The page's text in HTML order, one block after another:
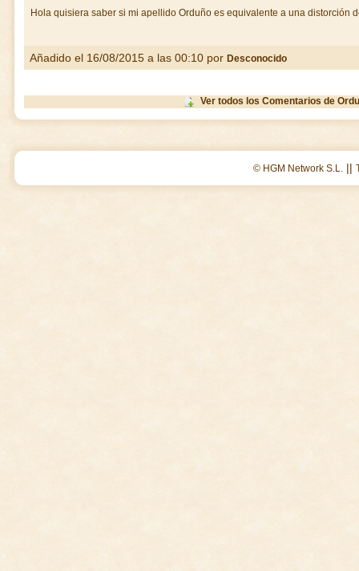
Hola quisiera saber si mi apellido Orduño es equivalente a una distorción
Añadido el 16/08/2015 a las 00:10 por Desconocido
Ver todos los Comentarios de
© HGM Network S.L. ||